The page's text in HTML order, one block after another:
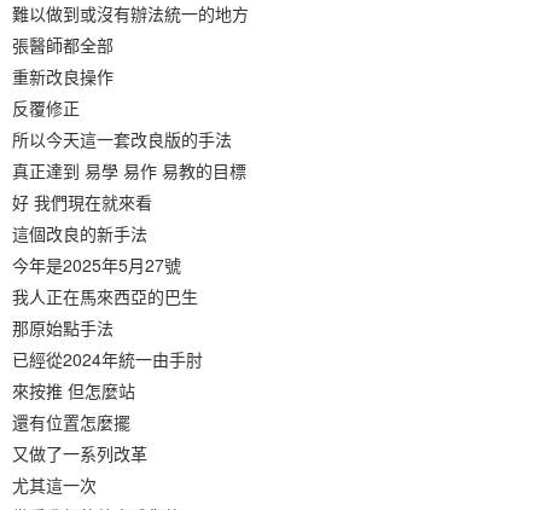
難以做到或沒有辦法統一的地方
張醫師都全部
重新改良操作
反覆修正
所以今天這一套改良版的手法
真正達到 易學 易作 易教的目標
好 我們現在就來看
這個改良的新手法
今年是2025年5月27號
我人正在馬來西亞的巴生
那原始點手法
已經從2024年統一由手肘
來按推 但怎麼站
還有位置怎麼擺
又做了一系列改革
尤其這一次